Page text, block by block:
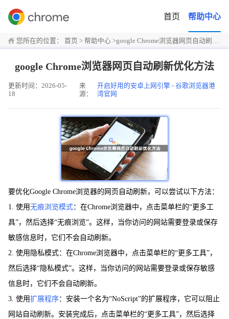
首页 帮助中心
您所在的位置： 首页 > 帮助中心 >google Chrome浏览器网页自动刷新优化方法
google Chrome浏览器网页自动刷新优化方法
更新时间：2026-05-
18
来
源：
开启好用的安卓上网引擎 - 谷歌浏览器港
湾官网
要优化Google Chrome浏览器的网页自动刷新，可以尝试以下方法：
1. 使用无痕浏览模式：在Chrome浏览器中，点击菜单栏的“更多工
具”，然后选择“无痕浏览”。这样，当你访问的网站需要登录或保存
敏感信息时，它们不会自动刷新。
2. 使用隐私模式：在Chrome浏览器中，点击菜单栏的“更多工具”，
然后选择“隐私模式”。这样，当你访问的网站需要登录或保存敏感
信息时，它们不会自动刷新。
3. 使用扩展程序：安装一个名为“NoScript”的扩展程序，它可以阻止
网站自动刷新。安装完成后，点击菜单栏的“更多工具”，然后选择